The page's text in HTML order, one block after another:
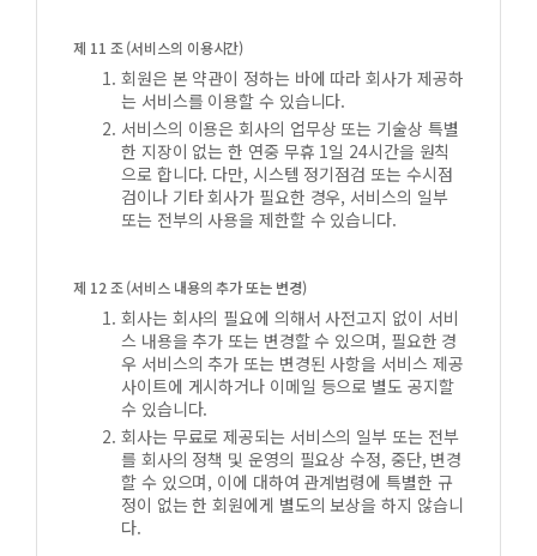
제 11 조 (서비스의 이용시간)
회원은 본 약관이 정하는 바에 따라 회사가 제공하
는 서비스를 이용할 수 있습니다.
서비스의 이용은 회사의 업무상 또는 기술상 특별
한 지장이 없는 한 연중 무휴 1일 24시간을 원칙
으로 합니다. 다만, 시스템 정기점검 또는 수시점
검이나 기타 회사가 필요한 경우, 서비스의 일부
또는 전부의 사용을 제한할 수 있습니다.
제 12 조 (서비스 내용의 추가 또는 변경)
회사는 회사의 필요에 의해서 사전고지 없이 서비
스 내용을 추가 또는 변경할 수 있으며, 필요한 경
우 서비스의 추가 또는 변경된 사항을 서비스 제공
사이트에 게시하거나 이메일 등으로 별도 공지할
수 있습니다.
회사는 무료로 제공되는 서비스의 일부 또는 전부
를 회사의 정책 및 운영의 필요상 수정, 중단, 변경
할 수 있으며, 이에 대하여 관계법령에 특별한 규
정이 없는 한 회원에게 별도의 보상을 하지 않습니
다.